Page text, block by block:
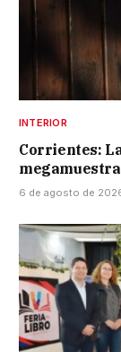
INTERIOR
Corrientes:
6 de agosto de